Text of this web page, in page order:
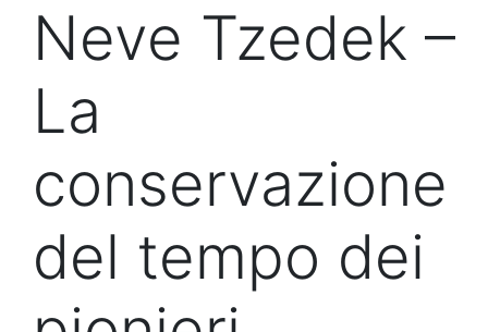
Neve Tzedek –
La
conservazione
del tempo dei